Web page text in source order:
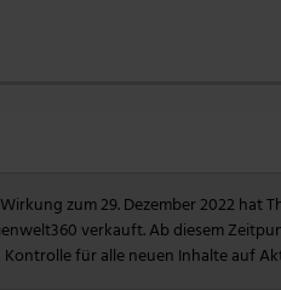
zum 29. Dezember 2022 hat
verkauft. Ab diesem
für alle neuen Inhalte auf